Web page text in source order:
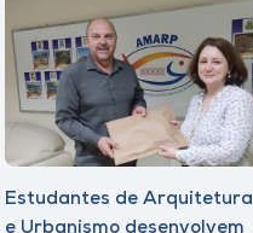
Estudantes de Arquitetura
e Urbanismo desenvolvem